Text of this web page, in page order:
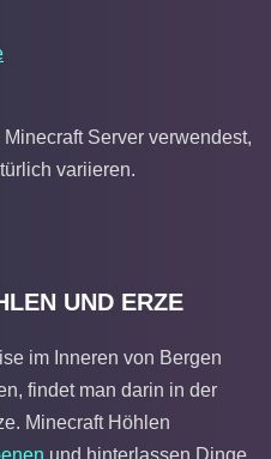
Server verwendest,
variieren.
UND ERZE
im Inneren von Bergen
findet man darin in der
Minecraft Höhlen